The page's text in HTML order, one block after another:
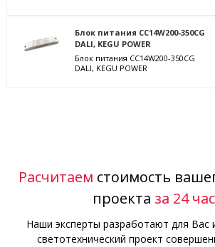
Блок питания CC14W200-350CG
DALI, KEGU POWER
Блок питания CC14W200-350CG
DALI, KEGU POWER
Расчитаем стоимость
проекта за 24
Наши эксперты разработают для Вас
светотехнический проект